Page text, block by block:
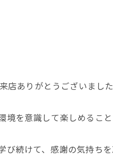
店ありがとうございました
境を意識して楽しめるこ
び続けて、感謝の気持ち